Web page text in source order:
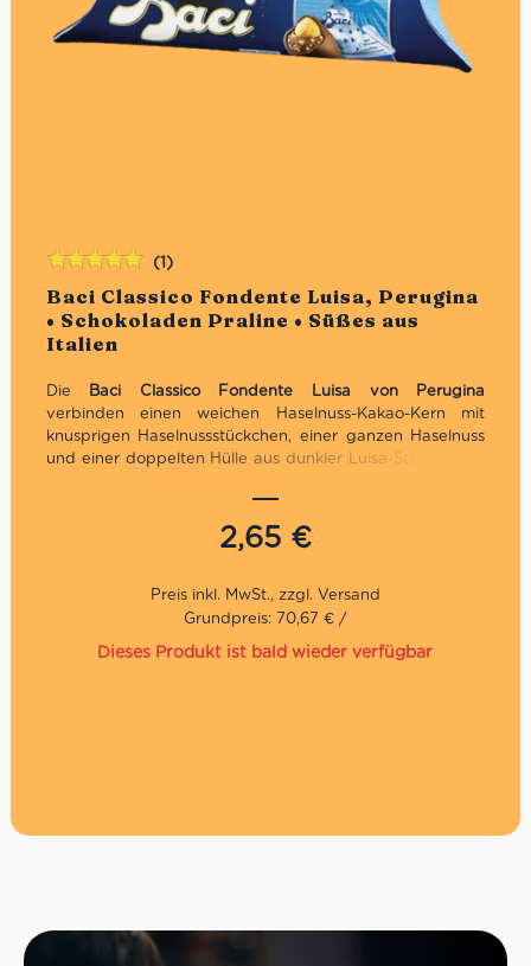
Baci Classico Fondente Luisa, Perugina
• Schokoladen Praline • Süßes aus
Italien
(1)
Die Baci Classico Fondente Luisa von Perugina
verbinden einen weichen Haselnuss-Kakao-Kern mit
knusprigen Haselnussstückchen, einer ganzen Haselnuss
und einer doppelten Hülle aus dunkler Luisa-Schokolade.
außerdem eine kleine Botschaft – ideal zum Verschenken,
Teilen oder als süße Begleitung zu Espresso und Kaffee.
Glutenfrei. Inhalt: 3 Stück, 37,5 g.
2,65 €
Bewertet
mit5.00von
5
Grundpreis: 70,67 € /
Dieses Produkt ist bald wieder verfügbar